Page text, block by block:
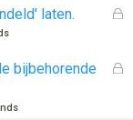
oG
laten.
G
bijbehorende